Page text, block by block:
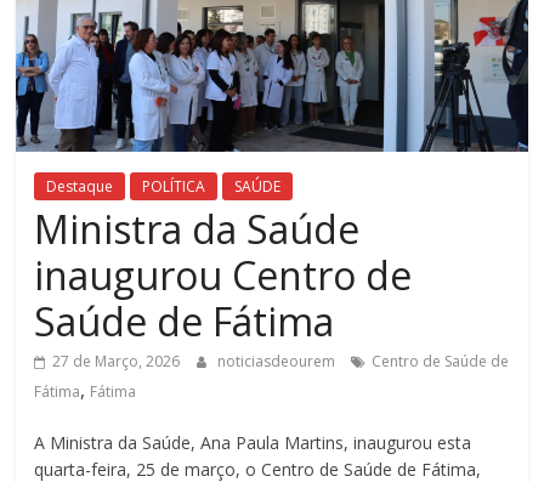
Destaque POLÍTICA SAÚDE
Ministra da Saúde
inaugurou Centro de
Saúde de Fátima
27 de Março, 2026 noticiasdeourem
Centro de Saúde de
Fátima, Fátima
A Ministra da Saúde, Ana Paula Martins, inaugurou esta
quarta-feira, 25 de março, o Centro de Saúde de Fátima,